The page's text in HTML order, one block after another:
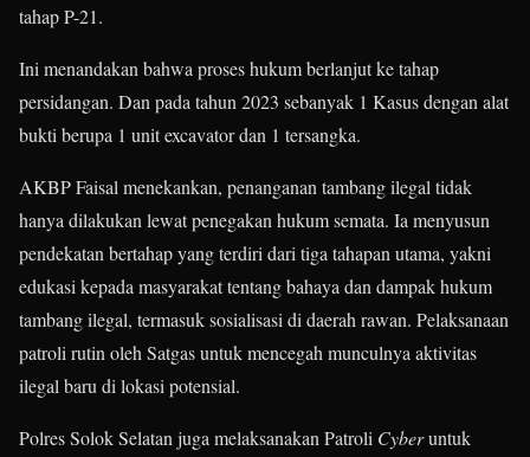
tahap P-21.
Ini menandakan bahwa proses hukum berlanjut ke tahap
persidangan. Dan pada tahun 2023 sebanyak 1 Kasus dengan alat
bukti berupa 1 unit excavator dan 1 tersangka.
AKBP Faisal menekankan, penanganan tambang ilegal tidak
hanya dilakukan lewat penegakan hukum semata. Ia menyusun
pendekatan bertahap yang terdiri dari tiga tahapan utama, yakni
edukasi kepada masyarakat tentang bahaya dan dampak hukum
tambang ilegal, termasuk sosialisasi di daerah rawan. Pelaksanaan
patroli rutin oleh Satgas untuk mencegah munculnya aktivitas
ilegal baru di lokasi potensial.
Polres Solok Selatan juga melaksanakan Patroli Cyberuntuk